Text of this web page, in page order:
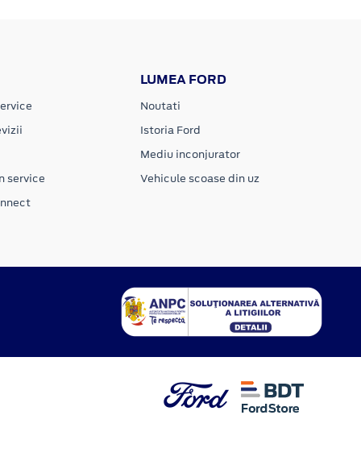
service
LUMEA FORD
Noutati
Istoria Ford
Mediu inconjurator
Vehicule scoase din uz